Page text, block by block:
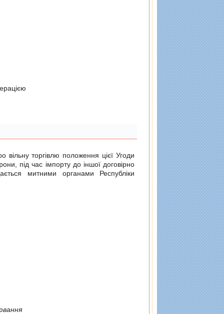
вільну торгівлю положення цієї Угоди
під час імпорту до іншої договірно
митними органами Республіки